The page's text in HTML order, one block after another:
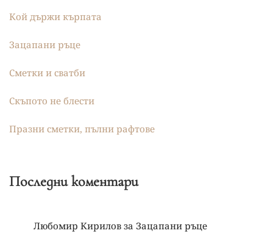
Кой държи кърпата
Зацапани ръце
Сметки и сватби
Скъпото не блести
Празни сметки, пълни рафтове
Последни коментари
Любомир Кирилов за Зацапани ръце